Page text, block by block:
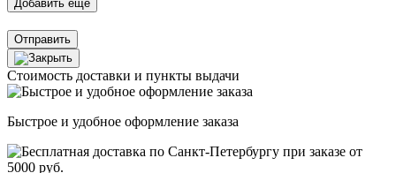
Отправить
Стоимость доставки и пункты выдачи
Быстрое и удобное оформление заказа